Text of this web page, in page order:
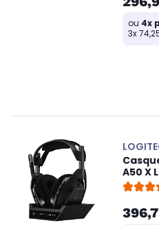
ou 4x
3x
A50 X